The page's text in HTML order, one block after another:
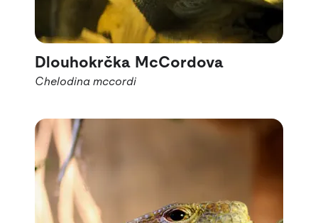
Dlouhokrčka McCordova
Chelodina mccordi